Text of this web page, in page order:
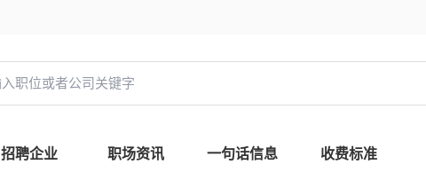
招聘企业 职场资讯 一句话信息 收费标准